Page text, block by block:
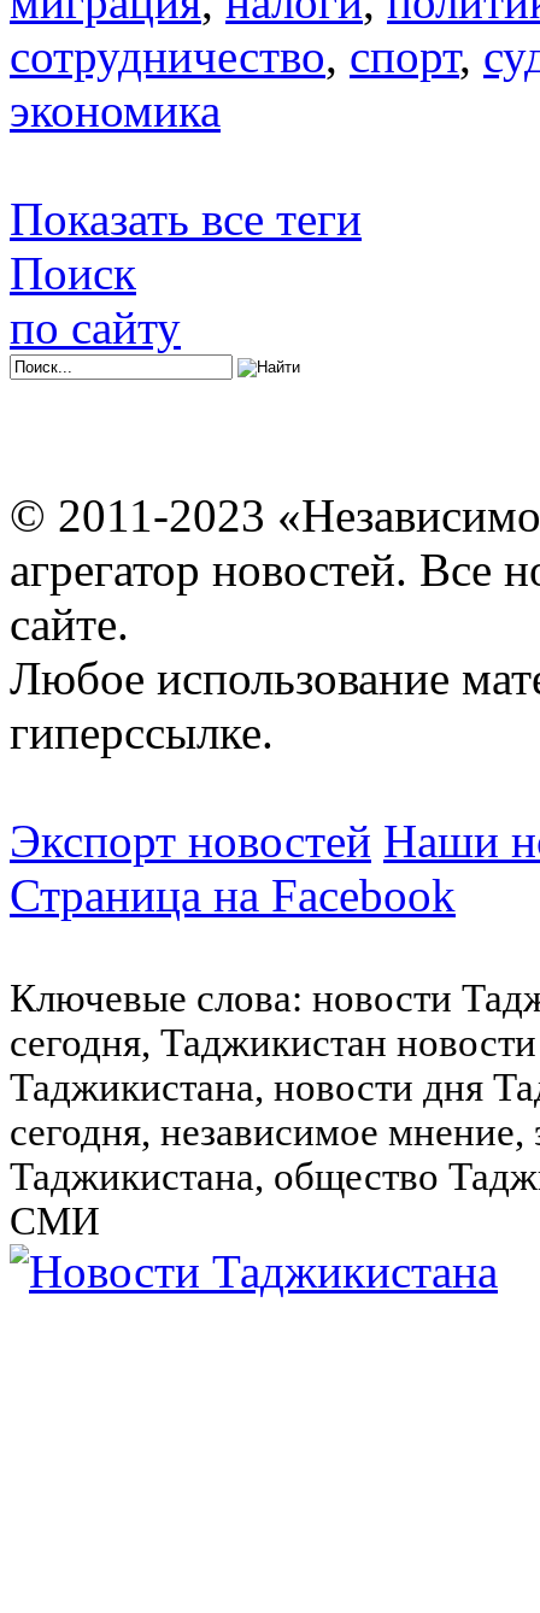
сотрудничество, спорт,
экономика
Показать все теги
Поиск
по сайту
© 2011-2023
агрегатор новостей. Все
сайте.
Любое использование
гиперссылке.
Экспорт новостей Наши
Страница на Facebook
Ключевые слова: новости
сегодня, Таджикистан
Таджикистана, новости дня
сегодня, независимое
Таджикистана, общество
СМИ